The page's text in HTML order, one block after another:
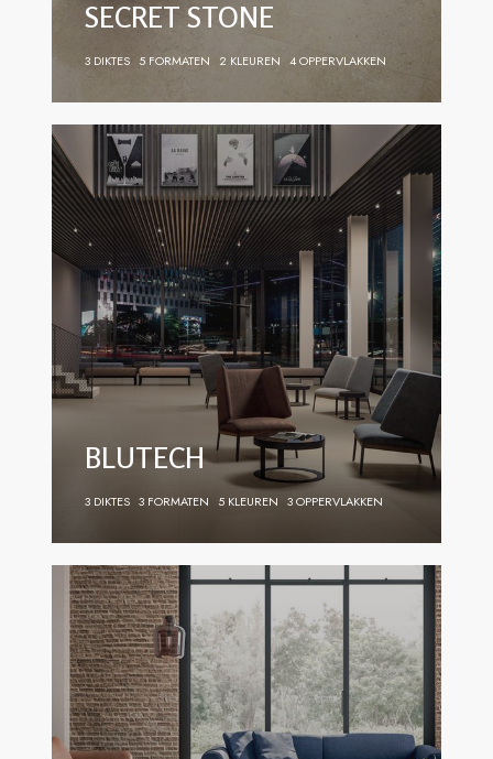
SECRET STONE
3 DIKTES 5 FORMATEN 2 KLEUREN 4 OPPERVLAKKEN
BLUTECH
3 DIKTES 3 FORMATEN 5 KLEUREN 3 OPPERVLAKKEN